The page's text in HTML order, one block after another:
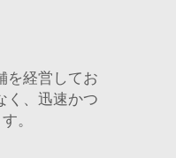
を経営してお
く、迅速かつ
。